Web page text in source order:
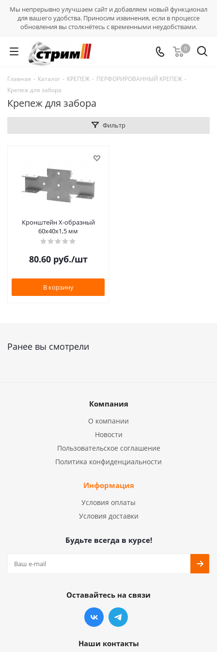
Мы непрерывно улучшаем сайт и добавляем новый функционал
для вашего удобства. Приносим извинения, если в процессе
обновления вы столкнётесь с временными неудобствами.
0
Главная - Каталог - КРЕПЕЖ - ПЕРФОРИРОВАННЫЙ КРЕПЕЖ -
Крепеж для забора
Крепеж для забора
Фильтр
Кронштейн Х-образный
60х40х1,5 мм
80.60руб./шт
В корзину
Ранее вы смотрели
Компания
О компании
Новости
Пользовательское соглашение
Политика конфиденциальности
Информация
Условия оплаты
Условия доставки
Будьте всегда в курсе!
Оставайтесь на связи
Наши контакты